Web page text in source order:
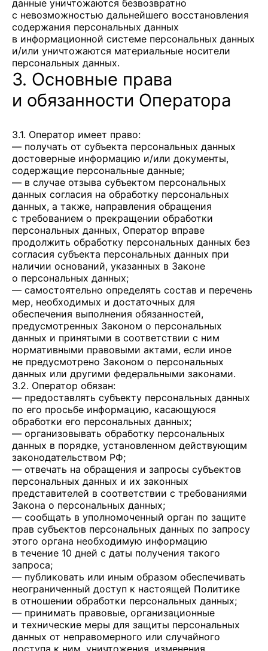
данные уничтожаются безвозвратно
с невозможностью дальнейшего восстановления
содержания персональных данных
в информационной системе персональных данных
и/или уничтожаются материальные носители
персональных данных.
3. Основные права
и обязанности Оператора
3.1. Оператор имеет право:
— получать от субъекта персональных данных
достоверные информацию и/или документы,
содержащие персональные данные;
— в случае отзыва субъектом персональных
данных согласия на обработку персональных
данных, а также, направления обращения
с требованием о прекращении обработки
персональных данных, Оператор вправе
продолжить обработку персональных данных без
согласия субъекта персональных данных при
наличии оснований, указанных в Законе
о персональных данных;
— самостоятельно определять состав и перечень
мер, необходимых и достаточных для
обеспечения выполнения обязанностей,
предусмотренных Законом о персональных
данных и принятыми в соответствии с ним
нормативными правовыми актами, если иное
не предусмотрено Законом о персональных
данных или другими федеральными законами.
3.2. Оператор обязан:
— предоставлять субъекту персональных данных
по его просьбе информацию, касающуюся
обработки его персональных данных;
— организовывать обработку персональных
данных в порядке, установленном действующим
законодательством РФ;
— отвечать на обращения и запросы субъектов
персональных данных и их законных
представителей в соответствии с требованиями
Закона о персональных данных;
— сообщать в уполномоченный орган по защите
прав субъектов персональных данных по запросу
этого органа необходимую информацию
в течение 10 дней с даты получения такого
запроса;
— публиковать или иным образом обеспечивать
неограниченный доступ к настоящей Политике
в отношении обработки персональных данных;
— принимать правовые, организационные
и технические меры для защиты персональных
данных от неправомерного или случайного
доступа к ним, уничтожения, изменения,